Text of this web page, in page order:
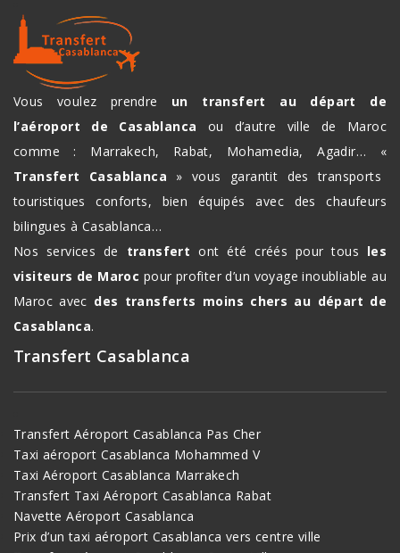
Vous voulez prendre un transfert au départ de
l’aéroport de Casablanca ou d’autre ville de Maroc
comme : Marrakech, Rabat, Mohamedia, Agadir… «
Transfert Casablanca » vous garantit des transports
touristiques conforts, bien équipés avec des chaufeurs
bilingues à Casablanca…
Nos services de transfert ont été créés pour tous les
visiteurs de Maroc pour profiter d’un voyage inoubliable au
Maroc avec des transferts moins chers au départ de
Casablanca.
Transfert Casablanca
Transfert Aéroport Casablanca Pas Cher
Taxi aéroport Casablanca Mohammed V
Taxi Aéroport Casablanca Marrakech
Transfert Taxi Aéroport Casablanca Rabat
Navette Aéroport Casablanca
Prix d’un taxi aéroport Casablanca vers centre ville